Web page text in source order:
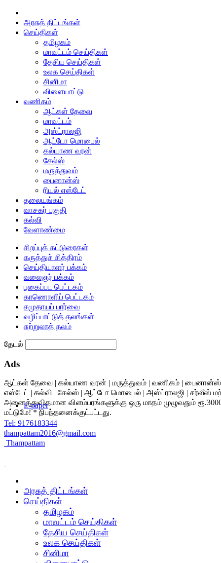
அரசுத் திட்டங்கள்
செய்திகள்
தமிழகம்
மாவட்டம் செய்திகள்
தேசிய செய்திகள்
உலக செய்திகள்
சினிமா
விளையாட்டு
வணிகம்
ஆட்கள் தேவை
மாவட்டம்
அஸ்ட்ராலஜி
ஆட்டோ மொபைல்
கல்யாண வரன்
சேல்ஸ்
மருத்துவம்
பைனான்ஸ்
ரியல் எஸ்டேட்
தலையங்கம்
வாசகர் பகுதி
கல்வி
வேளாண்மை
சிறப்புக் கட்டுரைகள்
கருத்துச் சித்திரம்
செய்தியாளர் பக்கம்
வலைஞர் பக்கம்
புகைப்பட பெட்டகம்
காணொளிப் பெட்டகம்
சமுதாயப் பார்வை
வழிப்பாட்டுத் தலங்கள்
சுற்றுலாத் தலம்
தேடல்
Ads
ஆட்கள் தேவை | கல்யாண வரன் | மருத்துவம் | வணிகம் | பைனான்ஸ்
எஸ்டேட் | கல்வி | சேல்ஸ் | ஆட்டோ மொபைல் | அஸ்ட்ராலஜி | சர்வீஸ்
அனைத்துவிதமான விளம்பரங்களுக்கு ஒரு மாதம் முழுவதும்
மட்டுமே! * நிபந்தனைக்குட்பட்டது.
E-paper
Tel: 9176183344
thampattam2016@gmail.com
Thampattam
அரசுத் திட்டங்கள்
செய்திகள்
தமிழகம்
மாவட்டம் செய்திகள்
தேசிய செய்திகள்
உலக செய்திகள்
சினிமா